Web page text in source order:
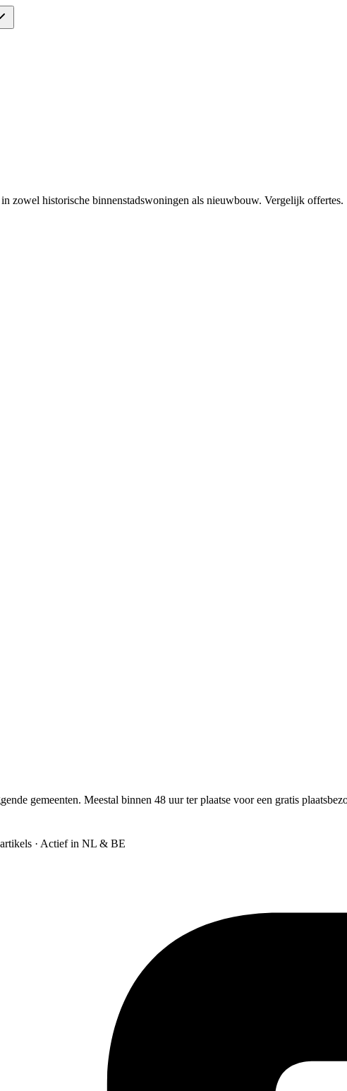
zowel historische binnenstadswoningen als nieuwbouw. Vergelijk offertes.
gemeenten. Meestal binnen 48 uur ter plaatse voor een gratis
· Actief in NL & BE